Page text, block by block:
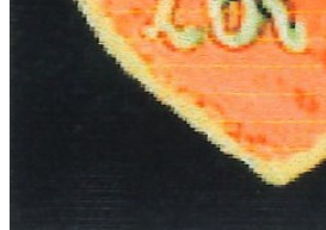
Area Media